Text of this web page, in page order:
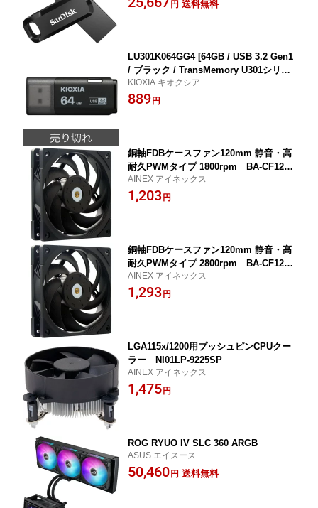
円 送料無料
LU301K064GG4 [64GB / USB 3.2 Gen1
/ ブラック / TransMemory U301シリー
ズ]
KIOXIA キオクシア
889 円
銅軸FDBケースファン120mm 静音・高
耐久PWMタイプ 1800rpm BA-CF120A
MBA01
AINEX アイネックス
1,203 円
銅軸FDBケースファン120mm 静音・高
耐久PWMタイプ 2800rpm BA-CF120A
MBA02
AINEX アイネックス
1,293 円
LGA115x/1200用プッシュピンCPUクー
ラー NI01LP-9225SP
AINEX アイネックス
1,475 円
ROG RYUO IV SLC 360 ARGB
ASUS エイスース
50,460 円 送料無料